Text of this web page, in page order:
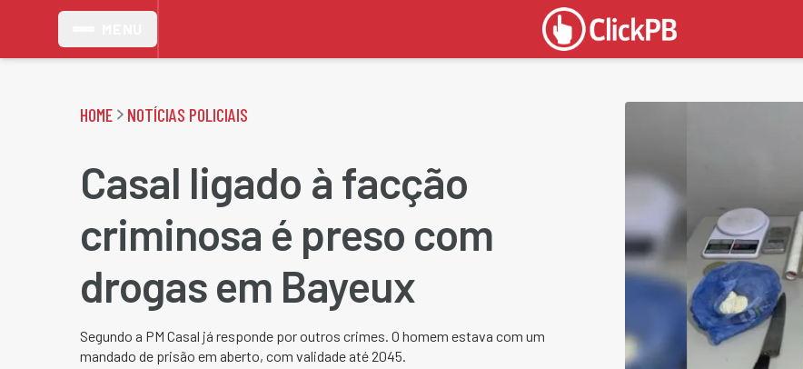
HOME NOTÍCIAS POLICIAIS
Casal ligado à facção
criminosa é preso com
drogas em Bayeux
Segundo a PM Casal já responde por outros crimes. O homem estava com um
mandado de prisão em aberto, com validade até 2045.